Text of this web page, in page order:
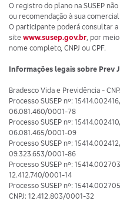
O registro do plano na SUSEP
ou recomendação à sua
O participante poderá consultar
site www.susep.gov.br, por
nome completo, CNPJ ou CPF.
Informações legais sobre Prev
Bradesco Vida e Previdência -
Processo SUSEP nº:
06.081.460/0001-78
Processo SUSEP nº:
06.081.465/0001-09
Processo SUSEP nº:
09.323.653/0001-86
Processo SUSEP nº:
12.412.740/0001-14
Processo SUSEP nº:
CNPJ: 12.412.803/0001-32